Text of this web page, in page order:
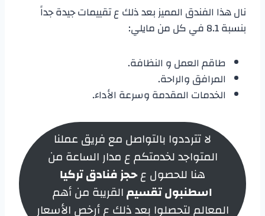
نال هذا الفندق المميز بعد ذلك ع تقييمات جيدة جداً
بنسبة 8.1 في كل من مايلي:
طاقم العمل و النظافة.
المرافق والراحة.
الخدمات المقدمة وسرعة الأداء.
لا تترددوا بالتواصل مع فريق عملنا
المتواجد لخدمتكم ع مدار الساعة من
هنا للحصول عحجز فنادق تركيا
اسطنبول تقسيمالقريبة من أهم
المعالم لتحصلوا بعد ذلك ع أرخص الأسعار